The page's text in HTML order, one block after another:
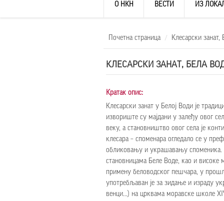
О НКН ВЕСТИ ИЗ
Почетна страница Клесарски занат,
КЛЕСАРСКИ ЗАНАТ, БЕЛА
Кратак опис:
Клесарски занат у Белој Води је
извориште су мајдани у залеђу овог
веку, а становништво овог села је
клесара – споменара огледало се у
обликовању и украшавању споменика.
становницама Беле Воде, као и
примену беловодског пешчара, у
употребљаван је за зидање и израду
венци...) на црквама моравске школе